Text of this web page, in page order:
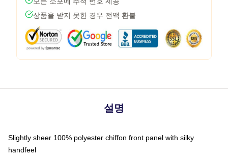
상품을 받지 못한 경우 전액 환불
설명
Slightly sheer 100% polyester chiffon front panel with silky
handfeel